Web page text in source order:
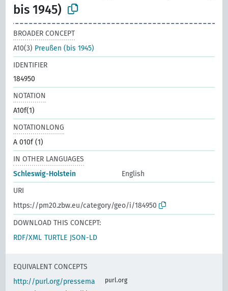
bis 1945)
BROADER CONCEPT
A10(3) Preußen (bis 1945)
IDENTIFIER
184950
NOTATION
A10f(1)
NOTATIONLONG
A 010f (1)
IN OTHER LANGUAGES
Schleswig-Holstein
English
URI
https://pm20.zbw.eu/category/geo/i/184950
DOWNLOAD THIS CONCEPT:
RDF/XML TURTLE JSON-LD
EQUIVALENT CONCEPTS
http://purl.org/pressema
purl.org